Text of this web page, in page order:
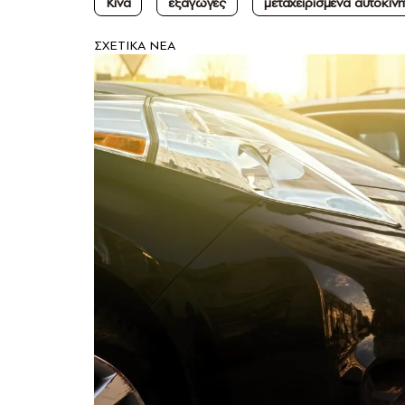
ΣXETIKA NEA